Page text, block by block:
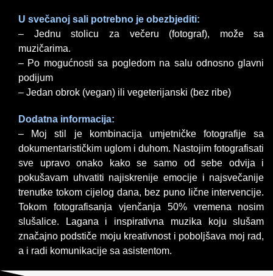
U svečanoj sali potrebno je obezbjediti:
– Jednu stolicu za večeru (fotograf), može sa
muzičarima.
– Po mogućnosti sa pogledom na salu odnosno glavni
podijum
– Jedan obrok (vegan) ili vegeterijanski (bez ribe)
Dodatna informacija:
– Moj stil je kombinacija umjetničke fotografije sa
dokumentarističkim uglom i duhom. Nastojim fotografisati
sve upravo onako kako se samo od sebe odvija i
pokušavam uhvatiti najiskrenije emocije i najsvečanije
trenutke tokom cijelog dana, bez puno lične intervencije.
Tokom fotografisanja vjenčanja 50% vremena nosim
slušalice. Lagana i inspirativna muzika koju slušam
značajno podstiče moju kreativnost i poboljšava moj rad,
a i radi komunikacije sa asistentom.